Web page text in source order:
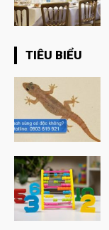
TIÊU BIỂU